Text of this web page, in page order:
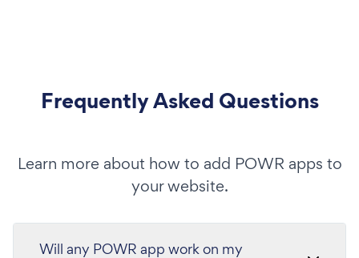
Frequently Asked Questions
Learn more about how to add POWR apps to
your website.
Will any POWR app work on my